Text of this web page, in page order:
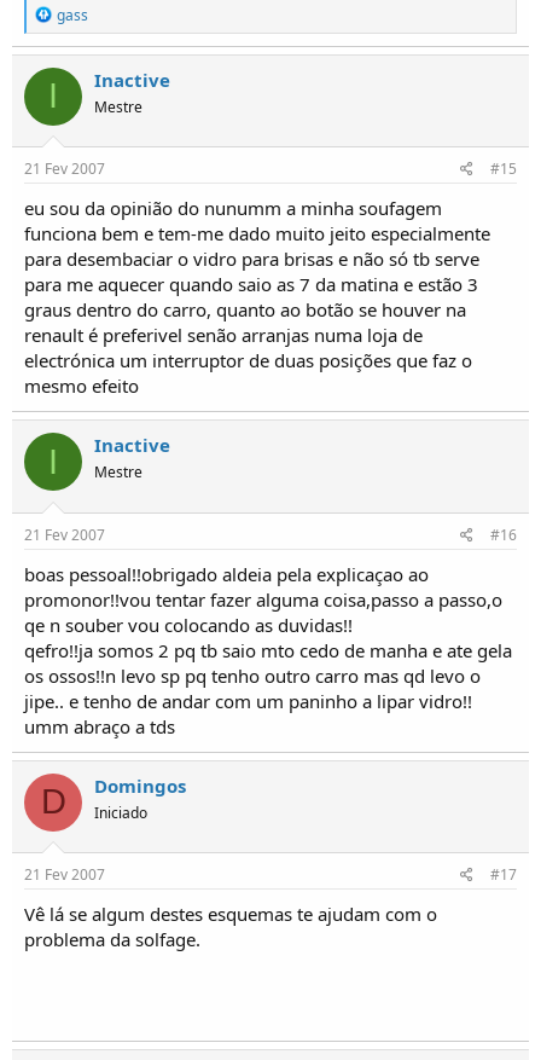
R
e
a
ç
s
:
gass
I Inactive
Mestre
21 Fev 2007 #15
eu sou da opinião do nunumm a minha soufagem
funciona bem e tem-me dado muito jeito especialmente
para desembaciar o vidro para brisas e não só tb serve
para me aquecer quando saio as 7 da matina e estão 3
graus dentro do carro, quanto ao botão se houver na
renault é preferivel senão arranjas numa loja de
electrónica um interruptor de duas posições que faz o
mesmo efeito
I Inactive
Mestre
21 Fev 2007 #16
boas pessoal!!obrigado aldeia pela explicaçao ao
promonor!!vou tentar fazer alguma coisa,passo a passo,o
qe n souber vou colocando as duvidas!!
qefro!!ja somos 2 pq tb saio mto cedo de manha e ate gela
os ossos!!n levo sp pq tenho outro carro mas qd levo o
jipe.. e tenho de andar com um paninho a lipar vidro!!
umm abraço a tds
D Domingos
Iniciado
21 Fev 2007 #17
Vê lá se algum destes esquemas te ajudam com o
problema da solfage.